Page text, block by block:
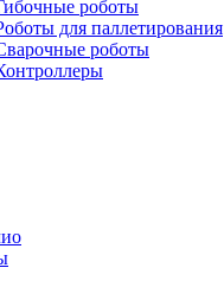
роботы
для паллетирования
роботы